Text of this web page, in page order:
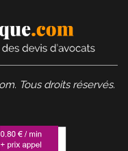
Tous droits réservés.